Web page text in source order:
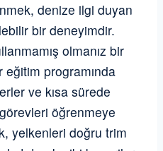
denize ilgi duyan
bir deneyimdir.
olmanız bir
programında
ve kısa sürede
öğrenmeye
yelkenleri doğru trim